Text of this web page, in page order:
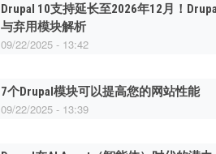
Drupal 10支持延长至2026年12月！
与弃用模块解析
09/22/2025 - 13:42
7个Drupal模块可以提高您的网站性能
09/22/2025 - 13:39